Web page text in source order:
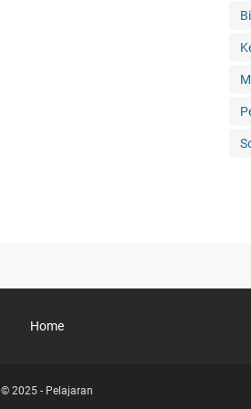
Home
© 2025 - Pelajaran